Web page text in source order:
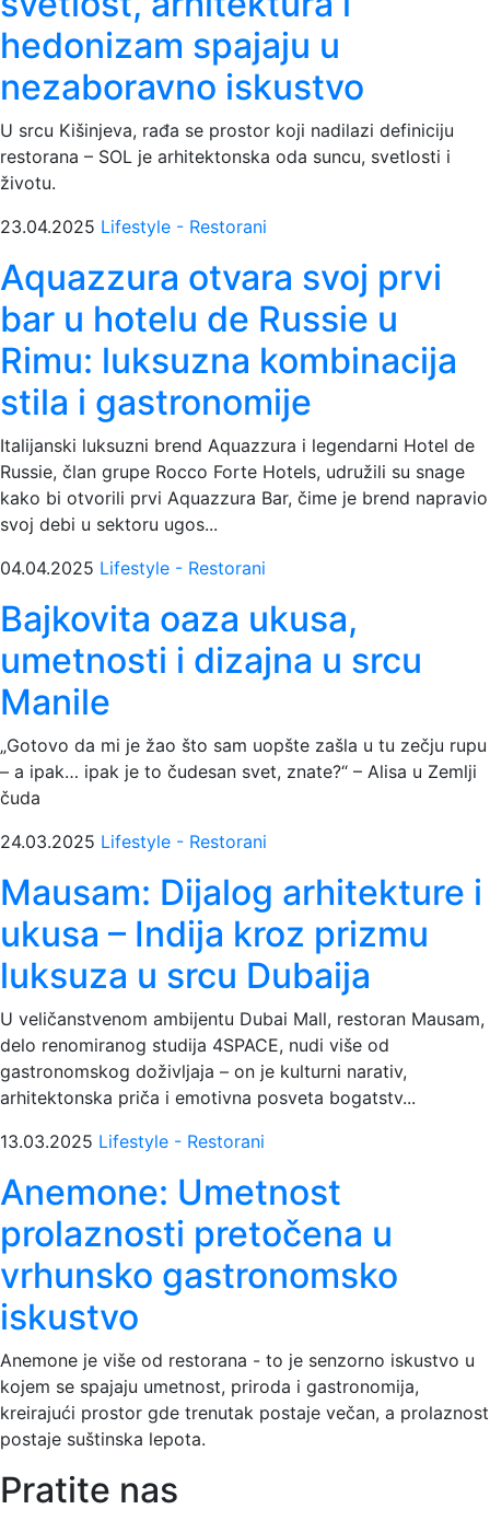
hedonizam spajaju u
nezaboravno iskustvo
U srcu Kišinjeva, rađa se prostor koji nadilazi definiciju
restorana – SOL je arhitektonska oda suncu, svetlosti i
životu.
23.04.2025 Lifestyle - Restorani
Aquazzura otvara svoj prvi
bar u hotelu de Russie u
Rimu: luksuzna kombinacija
stila i gastronomije
Italijanski luksuzni brend Aquazzura i legendarni Hotel de
Russie, član grupe Rocco Forte Hotels, udružili su snage
kako bi otvorili prvi Aquazzura Bar, čime je brend napravio
svoj debi u sektoru ugos...
04.04.2025 Lifestyle - Restorani
Bajkovita oaza ukusa,
umetnosti i dizajna u srcu
Manile
„Gotovo da mi je žao što sam uopšte zašla u tu zečju rupu
– a ipak… ipak je to čudesan svet, znate?“ – Alisa u Zemlji
čuda
24.03.2025 Lifestyle - Restorani
Mausam: Dijalog arhitekture i
ukusa – Indija kroz prizmu
luksuza u srcu Dubaija
U veličanstvenom ambijentu Dubai Mall, restoran Mausam,
delo renomiranog studija 4SPACE, nudi više od
gastronomskog doživljaja – on je kulturni narativ,
arhitektonska priča i emotivna posveta bogatstv...
13.03.2025 Lifestyle - Restorani
Anemone: Umetnost
prolaznosti pretočena u
vrhunsko gastronomsko
iskustvo
Anemone je više od restorana - to je senzorno iskustvo u
kojem se spajaju umetnost, priroda i gastronomija,
kreirajući prostor gde trenutak postaje večan, a prolaznost
postaje suštinska lepota.
Pratite nas